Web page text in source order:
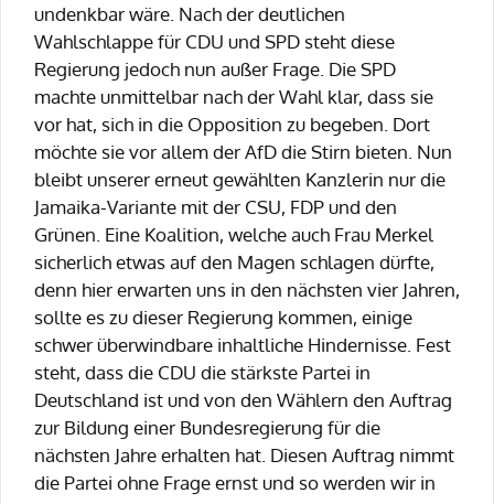
undenkbar wäre. Nach der deutlichen
Wahlschlappe für CDU und SPD steht diese
Regierung jedoch nun außer Frage. Die SPD
machte unmittelbar nach der Wahl klar, dass sie
vor hat, sich in die Opposition zu begeben. Dort
möchte sie vor allem der AfD die Stirn bieten. Nun
bleibt unserer erneut gewählten Kanzlerin nur die
Jamaika-Variante mit der CSU, FDP und den
Grünen. Eine Koalition, welche auch Frau Merkel
sicherlich etwas auf den Magen schlagen dürfte,
denn hier erwarten uns in den nächsten vier Jahren,
sollte es zu dieser Regierung kommen, einige
schwer überwindbare inhaltliche Hindernisse. Fest
steht, dass die CDU die stärkste Partei in
Deutschland ist und von den Wählern den Auftrag
zur Bildung einer Bundesregierung für die
nächsten Jahre erhalten hat. Diesen Auftrag nimmt
die Partei ohne Frage ernst und so werden wir in